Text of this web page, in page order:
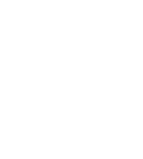
lub zaburzeń
krwi. Na
ferrytyny pozwala na
co oznacza, że
Umożliwia